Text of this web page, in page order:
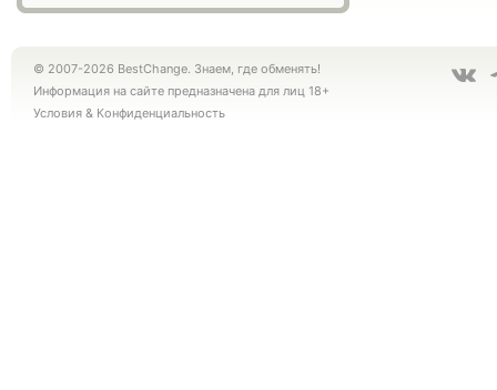
© 2007-2026 BestChange. Знаем, где обменять!
Информация на сайте предназначена для лиц 18+
Условия & Конфиденциальность